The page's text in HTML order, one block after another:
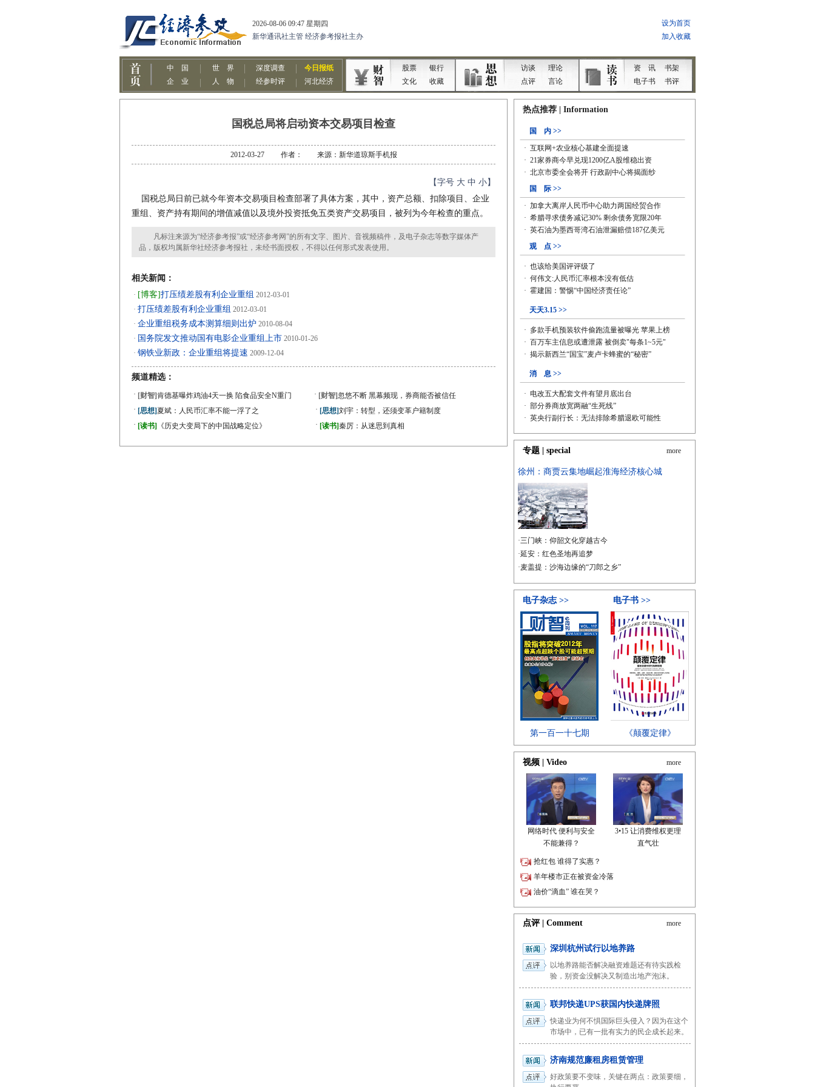
国税总局将启动资本交易项目检查
2012-03-27 作者： 来源：新华道琼斯手机报
【字号 大 中 小】
国税总局日前已就今年资本交易项目检查部署了具体方案，其中，资产总额、扣除项目、企业
重组、资产持有期间的增值减值以及境外投资抵免五类资产交易项目，被列为今年检查的重点。
凡标注来源为“经济参考报”或“经济参考网”的所有文字、图片、音视频稿件，及电子杂志等数字媒体产
品，版权均属新华社经济参考报社，未经书面授权，不得以任何形式发表使用。
相关新闻：
· [博客]打压绩差股有利企业重组 2012-03-01
· 打压绩差股有利企业重组 2012-03-01
· 企业重组税务成本测算细则出炉 2010-08-04
· 国务院发文推动国有电影企业重组上市 2010-01-26
· 钢铁业新政：企业重组将提速 2009-12-04
频道精选：
· [财智]肯德基曝炸鸡油4天一换 陷食品安全N重门 · [财智]忽悠不断 黑幕频现，券商能否被信任
· [思想]夏斌：人民币汇率不能一浮了之 · [思想]刘宇：转型，还须变革户籍制度
· [读书] 《历史大变局下的中国战略定位》 · [读书]秦厉：从迷思到真相